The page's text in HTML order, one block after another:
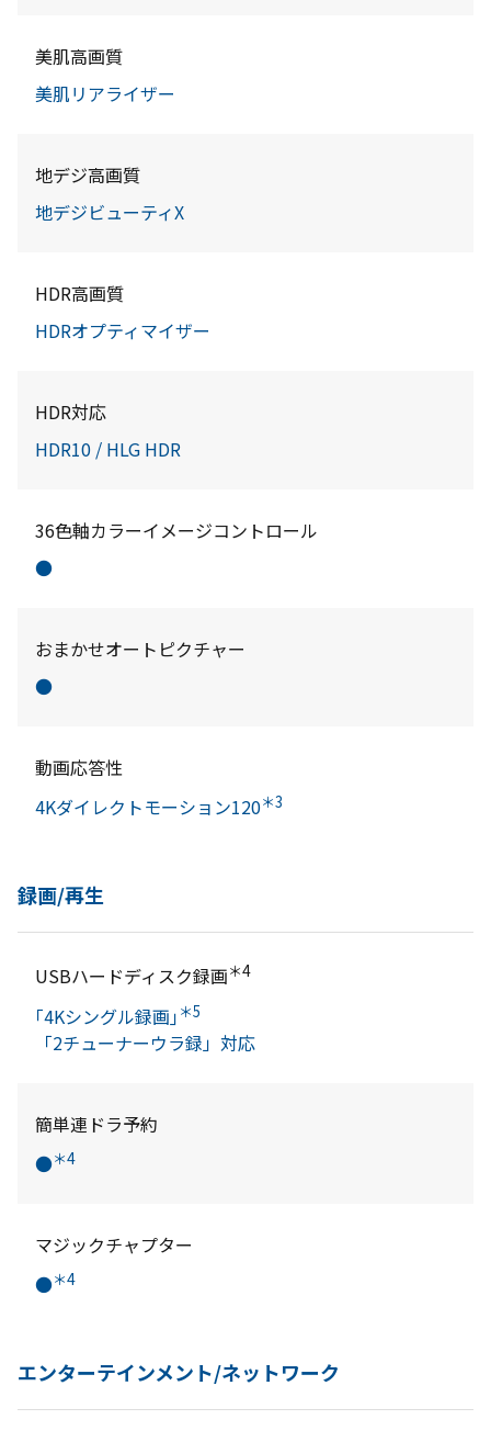
美肌高画質
美肌リアライザー
地デジ高画質
地デジビューティX
HDR高画質
HDRオプティマイザー
HDR対応
HDR10 / HLG HDR
36色軸カラーイメージコントロール
●
おまかせオートピクチャー
●
動画応答性
4Kダイレクトモーション120＊3
録画/再生
USBハードディスク録画＊4
｢4Kシングル録画｣ ＊5
「2チューナーウラ録」対応
簡単連ドラ予約
●＊4
マジックチャプター
●＊4
エンターテインメント/ネットワーク